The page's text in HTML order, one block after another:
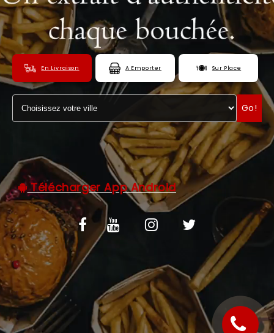
NOTRE RESTAURANT
VOS AVIS
MENTIONS LÉGALES
C.G.V
ZONES DE LIVRAISON
En Livraison A Emporter Sur Place
Go!
Télécharger App Android